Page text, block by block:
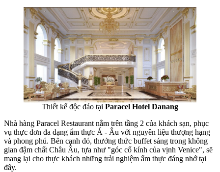
Thiết kế độc đáo tại Paracel Hotel Danang
Nhà hàng Paracel Restaurant nằm trên tầng 2 của khách sạn, phục
vụ thực đơn đa dạng ẩm thực Á - Âu với nguyên liệu thượng hạng
và phong phú. Bên cạnh đó, thưởng thức buffet sáng trong không
gian đậm chất Châu Âu, tựa như "góc cổ kính của vịnh Venice", sẽ
mang lại cho thực khách những trải nghiệm ẩm thực đáng nhớ tại
đây.